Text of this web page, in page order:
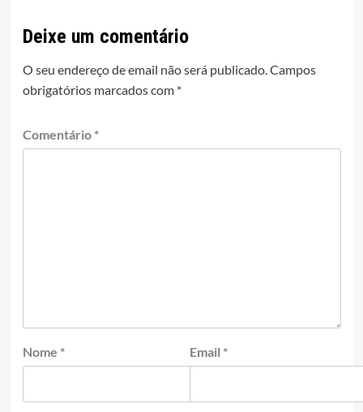
Deixe um comentário
O seu endereço de email não será publicado.Campos
obrigatórios marcados com *
Comentário *
Nome * Email *